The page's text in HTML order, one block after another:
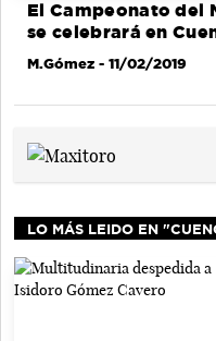
El Campeonato del
se celebrará en
M.Gómez - 11/02/2019
LO MÁS LEIDO EN